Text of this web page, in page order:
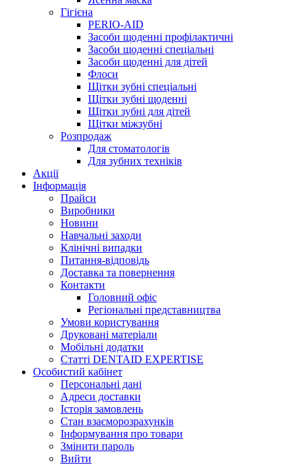
Гігієна
PERIO-AID
Засоби щоденні профілактичні
Засоби щоденні спеціальні
Засоби щоденні для дітей
Флоси
Щітки зубні спеціальні
Щітки зубні щоденні
Щітки зубні для дітей
Щітки міжзубні
Розпродаж
Для стоматологів
Для зубних техніків
Акції
Інформація
Прайси
Виробники
Новини
Навчальні заходи
Клінічні випадки
Питання-відповідь
Доставка та повернення
Контакти
Головний офіс
Регіональні представництва
Умови користування
Друковані матеріали
Мобільні додатки
Статті DENTAID EXPERTISE
Особистий кабінет
Персональні дані
Адреси доставки
Історія замовлень
Стан взаєморозрахунків
Інформування про товари
Змінити пароль
Вийти